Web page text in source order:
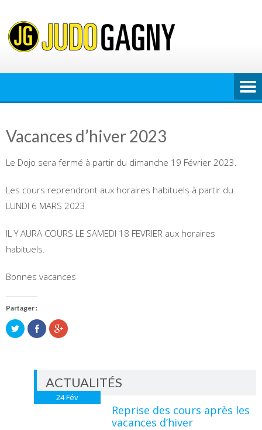
content
Vacances d’hiver 2023
Le Dojo sera fermé à partir du dimanche 19 Février 2023.
Les cours reprendront aux horaires habituels à partir du
LUNDI 6 MARS 2023
IL Y AURA COURS LE SAMEDI 18 FEVRIER aux horaires
habituels.
Bonnes vacances
Partager :
Partager
sur
Twitter(ouvre
fenêtre)
Partager
sur
Facebook(ouvre
Cliquez
pour
une
nouvelle
fenêtre)
ACTUALITÉS
24Fév
Reprise des cours après les
vacances d’hiver